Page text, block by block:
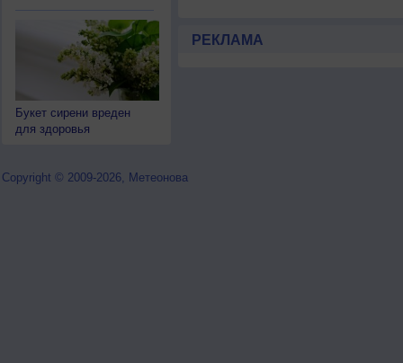
Букет сирени вреден
для здоровья
РЕКЛАМА
Copyright © 2009-2026, Метеонова